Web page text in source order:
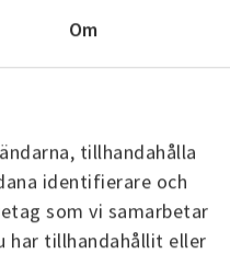
Om
tillhandahålla
identifierare och
som vi samarbetar
har tillhandahållit eller
som är väldigt nöjda
finns det
viktiga styrsignal
andra elnätsbolag
Energi.
information om de